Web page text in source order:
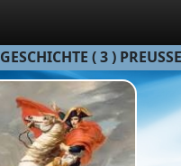
GESCHICHTE ( 3 )